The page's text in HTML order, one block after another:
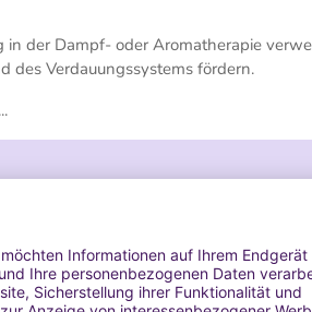
der Dampf- oder Aromatherapie
des Verdauungssystems fördern.